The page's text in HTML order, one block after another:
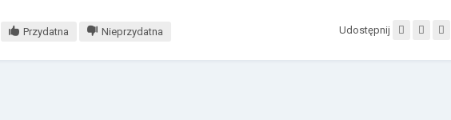
Przydatna Nieprzydatna Udostępnij